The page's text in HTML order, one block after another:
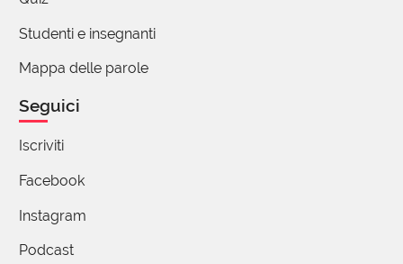
Studenti e insegnanti
Mappa delle parole
Seguici
Iscriviti
Facebook
Instagram
Podcast